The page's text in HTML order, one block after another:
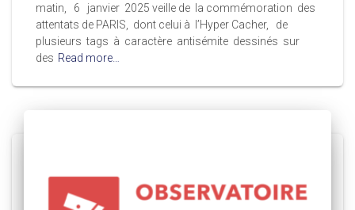
matin, 6 janvier 2025 veille de la commémoration des
attentats de PARIS, dont celui à l’Hyper Cacher, de
plusieurs tags à caractère antisémite dessinés sur
des Read more…